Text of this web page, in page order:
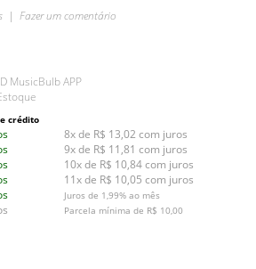
| Fazer um comentário
MusicBulb APP
crédito
8x de R$ 13,02 com juros
9x de R$ 11,81 com juros
10x de R$ 10,84 com juros
11x de R$ 10,05 com juros
Juros de 1,99% ao mês
Parcela mínima de R$ 10,00